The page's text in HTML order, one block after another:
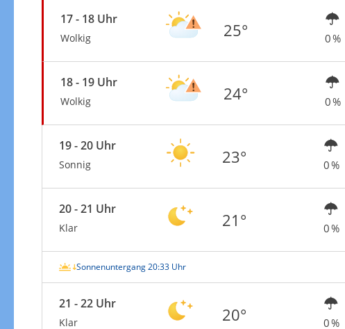
17 - 18 Uhr
Wolkig 25° 0 %
18 - 19 Uhr
Wolkig 24° 0 %
19 - 20 Uhr
Sonnig 23° 0 %
20 - 21 Uhr
Klar 21° 0 %
Sonnenuntergang 20:33 Uhr
21 - 22 Uhr
Klar 20° 0 %